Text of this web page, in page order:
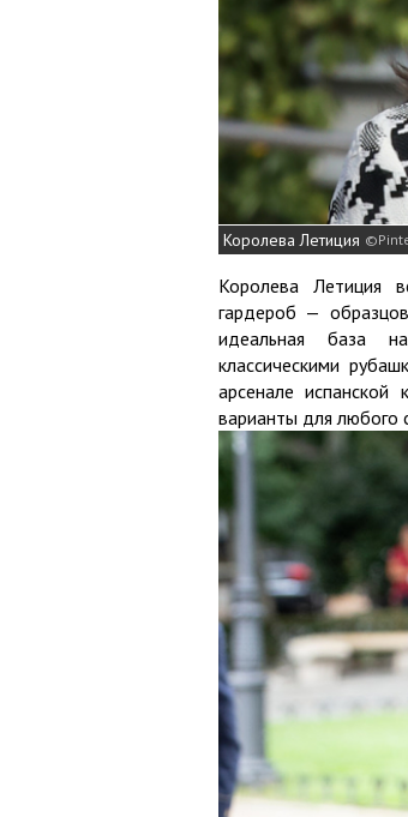
Королева Летиция
Королева Летиция
гардероб —
идеальная база
классическими
арсенале испанской
варианты для любого